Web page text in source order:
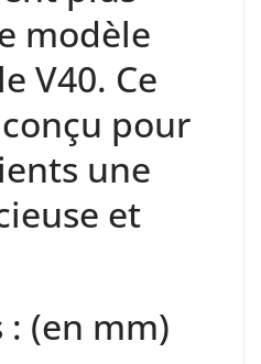
modèle
V40. Ce
pour
une
et
(en mm)